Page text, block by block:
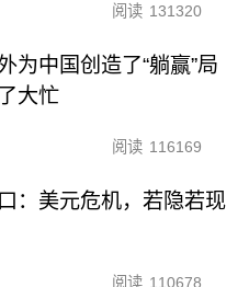
阅读 131320
为中国创造了“躺赢”局
大忙
阅读 116169
：美元危机，若隐若现
阅读 110678